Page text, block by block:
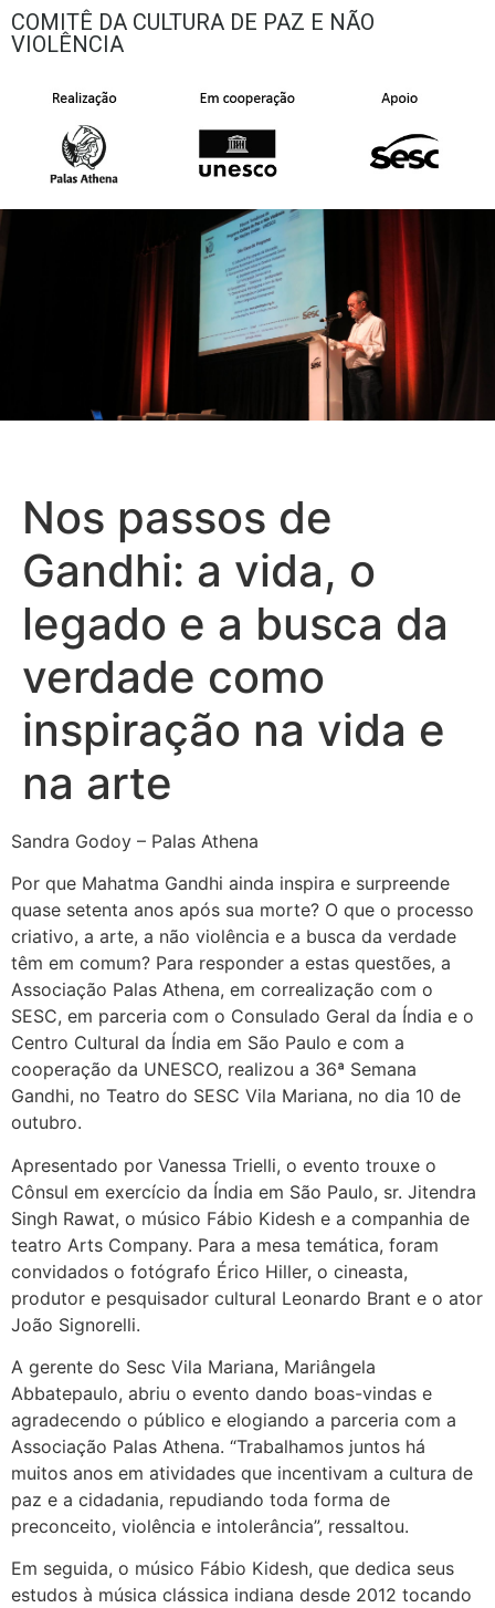
COMITÊ DA CULTURA DE PAZ E NÃO
VIOLÊNCIA
Nos passos de
Gandhi: a vida, o
legado e a busca da
verdade como
inspiração na vida e
na arte
Sandra Godoy – Palas Athena
Por que Mahatma Gandhi ainda inspira e surpreende
quase setenta anos após sua morte? O que o processo
criativo, a arte, a não violência e a busca da verdade
têm em comum? Para responder a estas questões, a
Associação Palas Athena, em correalização com o
SESC, em parceria com o Consulado Geral da Índia e o
Centro Cultural da Índia em São Paulo e com a
cooperação da UNESCO, realizou a 36ª Semana
Gandhi, no Teatro do SESC Vila Mariana, no dia 10 de
outubro.
Apresentado por Vanessa Trielli, o evento trouxe o
Cônsul em exercício da Índia em São Paulo, sr. Jitendra
Singh Rawat, o músico Fábio Kidesh e a companhia de
teatro Arts Company. Para a mesa temática, foram
convidados o fotógrafo Érico Hiller, o cineasta,
produtor e pesquisador cultural Leonardo Brant e o ator
João Signorelli.
A gerente do Sesc Vila Mariana, Mariângela
Abbatepaulo, abriu o evento dando boas-vindas e
agradecendo o público e elogiando a parceria com a
Associação Palas Athena. “Trabalhamos juntos há
muitos anos em atividades que incentivam a cultura de
paz e a cidadania, repudiando toda forma de
preconceito, violência e intolerância”, ressaltou.
Em seguida, o músico Fábio Kidesh, que dedica seus
estudos à música clássica indiana desde 2012 tocando